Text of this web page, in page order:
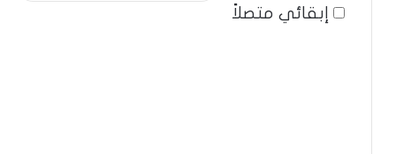
إبقائي متصلاً